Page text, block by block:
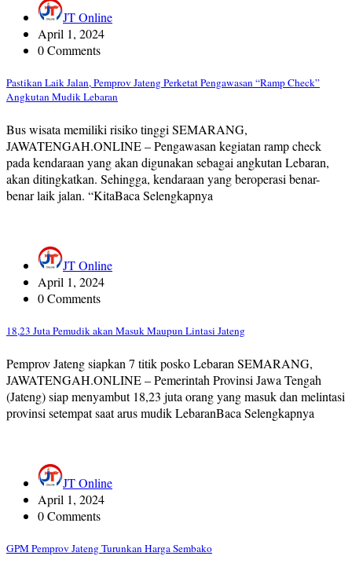
JT Online
April 1, 2024
0 Comments
Pastikan Laik Jalan, Pemprov Jateng Perketat Pengawasan “Ramp Check”
Angkutan Mudik Lebaran
Bus wisata memiliki risiko tinggi SEMARANG,
JAWATENGAH.ONLINE – Pengawasan kegiatan ramp check
pada kendaraan yang akan digunakan sebagai angkutan Lebaran,
akan ditingkatkan. Sehingga, kendaraan yang beroperasi benar-
benar laik jalan. “KitaBaca Selengkapnya
JT Online
April 1, 2024
0 Comments
18,23 Juta Pemudik akan Masuk Maupun Lintasi Jateng
Pemprov Jateng siapkan 7 titik posko Lebaran SEMARANG,
JAWATENGAH.ONLINE – Pemerintah Provinsi Jawa Tengah
(Jateng) siap menyambut 18,23 juta orang yang masuk dan melintasi
provinsi setempat saat arus mudik LebaranBaca Selengkapnya
JT Online
April 1, 2024
0 Comments
GPM Pemprov Jateng Turunkan Harga Sembako